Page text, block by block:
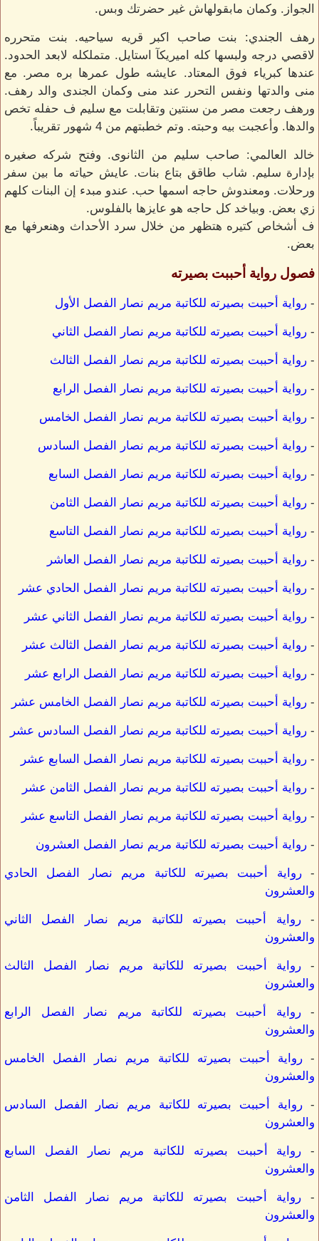
الجواز. وكمان مابقولهاش غير حضرتك وبس.
رهف الجندي: بنت صاحب اكبر قريه سياحيه. بنت متحرره
لاقصي درجه ولبسها كله اميريكآ استايل. متملكله لابعد الحدود.
عندها كبرياء فوق المعتاد. عايشه طول عمرها بره مصر. مع
منى والدتها ونفس التحرر عند منى وكمان الجندى والد رهف.
ورهف رجعت مصر من سنتين وتقابلت مع سليم ف حفله تخص
والدها. وأعجبت بيه وحبته. وتم خطبتهم من 4 شهور تقريباً.
خالد العالمي: صاحب سليم من الثانوى. وفتح شركه صغيره
بإدارة سليم. شاب طاقق بتاع بنات. عايش حياته ما بين سفر
ورحلات. ومعندوش حاجه اسمها حب. عندو مبدء إن البنات كلهم
زي بعض. وبياخد كل حاجه هو عايزها بالفلوس.
ف أشخاص كتيره هتظهر من خلال سرد الأحداث وهنعرفها مع
بعض.
فصول رواية أحببت بصيرته
- رواية أحببت بصيرته للكاتبة مريم نصار الفصل الأول
- رواية أحببت بصيرته للكاتبة مريم نصار الفصل الثاني
- رواية أحببت بصيرته للكاتبة مريم نصار الفصل الثالث
- رواية أحببت بصيرته للكاتبة مريم نصار الفصل الرابع
- رواية أحببت بصيرته للكاتبة مريم نصار الفصل الخامس
- رواية أحببت بصيرته للكاتبة مريم نصار الفصل السادس
- رواية أحببت بصيرته للكاتبة مريم نصار الفصل السابع
- رواية أحببت بصيرته للكاتبة مريم نصار الفصل الثامن
- رواية أحببت بصيرته للكاتبة مريم نصار الفصل التاسع
- رواية أحببت بصيرته للكاتبة مريم نصار الفصل العاشر
- رواية أحببت بصيرته للكاتبة مريم نصار الفصل الحادي عشر
- رواية أحببت بصيرته للكاتبة مريم نصار الفصل الثاني عشر
- رواية أحببت بصيرته للكاتبة مريم نصار الفصل الثالث عشر
- رواية أحببت بصيرته للكاتبة مريم نصار الفصل الرابع عشر
- رواية أحببت بصيرته للكاتبة مريم نصار الفصل الخامس عشر
- رواية أحببت بصيرته للكاتبة مريم نصار الفصل السادس عشر
- رواية أحببت بصيرته للكاتبة مريم نصار الفصل السابع عشر
- رواية أحببت بصيرته للكاتبة مريم نصار الفصل الثامن عشر
- رواية أحببت بصيرته للكاتبة مريم نصار الفصل التاسع عشر
- رواية أحببت بصيرته للكاتبة مريم نصار الفصل العشرون
-رواية أحببت بصيرته للكاتبة مريم نصار الفصل الحادي
والعشرون
-رواية أحببت بصيرته للكاتبة مريم نصار الفصل الثاني
والعشرون
- رواية أحببت بصيرته للكاتبة مريم نصار الفصل الثالث
والعشرون
-رواية أحببت بصيرته للكاتبة مريم نصار الفصل الرابع
والعشرون
-رواية أحببت بصيرته للكاتبة مريم نصار الفصل الخامس
والعشرون
- رواية أحببت بصيرته للكاتبة مريم نصار الفصل السادس
والعشرون
- رواية أحببت بصيرته للكاتبة مريم نصار الفصل السابع
والعشرون
- رواية أحببت بصيرته للكاتبة مريم نصار الفصل الثامن
والعشرون